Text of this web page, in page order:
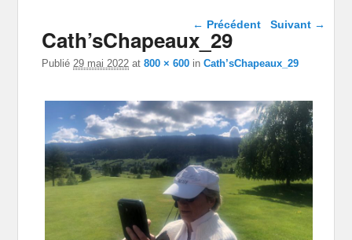
Navigation dans les
← Précédent Suivant →
Cath’sChapeaux_29
Publié29 mai 2022 at800 × 600 inCath’sChapeaux_29